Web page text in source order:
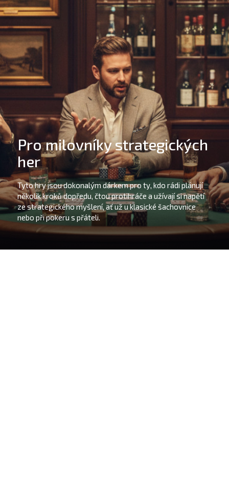
Pro milovníky strategických
her
Tyto hry jsou dokonalým dárkem pro ty, kdo rádi plánují
několik kroků dopředu, čtou protihráče a užívají si napětí
ze strategického myšlení, ať už u klasické šachovnice
nebo při pokeru s přáteli.